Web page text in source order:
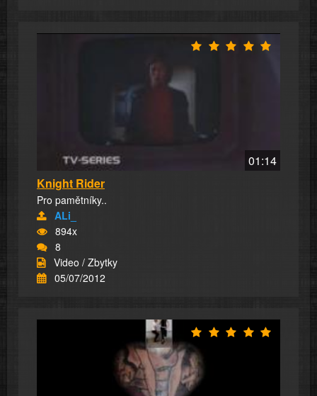
01:14
Knight Rider
Pro pamětníky..
ALi_
894x
8
Video / Zbytky
05/07/2012